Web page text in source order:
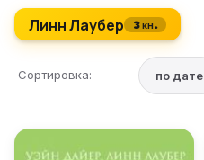
Линн Лаубер 3 кн.
Сортировка: по дате